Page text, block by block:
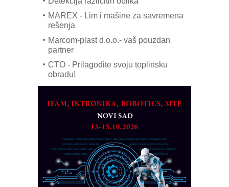
MAREX - Lim i mašine za savremena
rešenja
Marcom-plast d.o.o.- vaš pouzdan
partner
CTO - Prilagodite svoju toplinsku
obradu!
PLC AKYTEC
AUKOM: Svetski standard metrologije
dostupan u Srbiji
MOTOMAN – NEXT-Robotika vođena
veštačkom inteligencijom
I.SAFE MOBILE revolucioniše
industrijsku automatizaciju
pionirskimmobile operator PANEL-OM